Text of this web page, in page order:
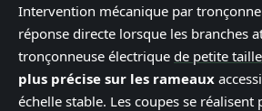
Intervention mécanique par
réponse directe lorsque les branches
tronçonneuse électrique de petite taille
plus précise sur les rameaux
échelle stable. Les coupes se réalisent